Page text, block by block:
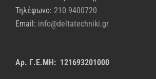
Τηλέφωνο: 210 9400720
Email: info@deltatechniki.gr
Αρ. Γ.Ε.ΜΗ: 121693201000